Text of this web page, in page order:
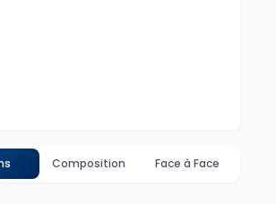
Composition Face à Face